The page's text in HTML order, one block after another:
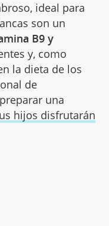
ideal para
son un
B9 y
y, como
la dieta de los
de
una
hijos disfrutarán